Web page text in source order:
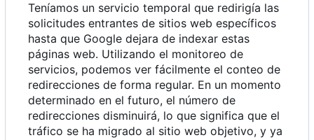
Teníamos un servicio temporal que redirigía las
solicitudes entrantes de sitios web específicos
hasta que Google dejara de indexar estas
páginas web. Utilizando el monitoreo de
servicios, podemos ver fácilmente el conteo de
redirecciones de forma regular. En un momento
determinado en el futuro, el número de
redirecciones disminuirá, lo que significa que el
tráfico se ha migrado al sitio web objetivo, y ya